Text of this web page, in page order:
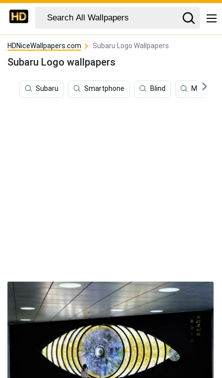
HDNiceWallpapers.com Subaru Logo Wallpapers
Subaru Logo wallpapers
Subaru Smartphone Blind